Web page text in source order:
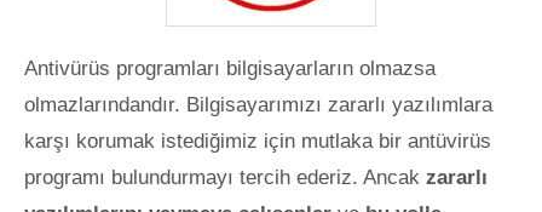
Antivürüs programları bilgisayarların olmazsa
olmazlarındandır. Bilgisayarımızı zararlı yazılımlara
karşı korumak istediğimiz için mutlaka bir antüvirüs
programı bulundurmayı tercih ederiz. Ancak zararlı